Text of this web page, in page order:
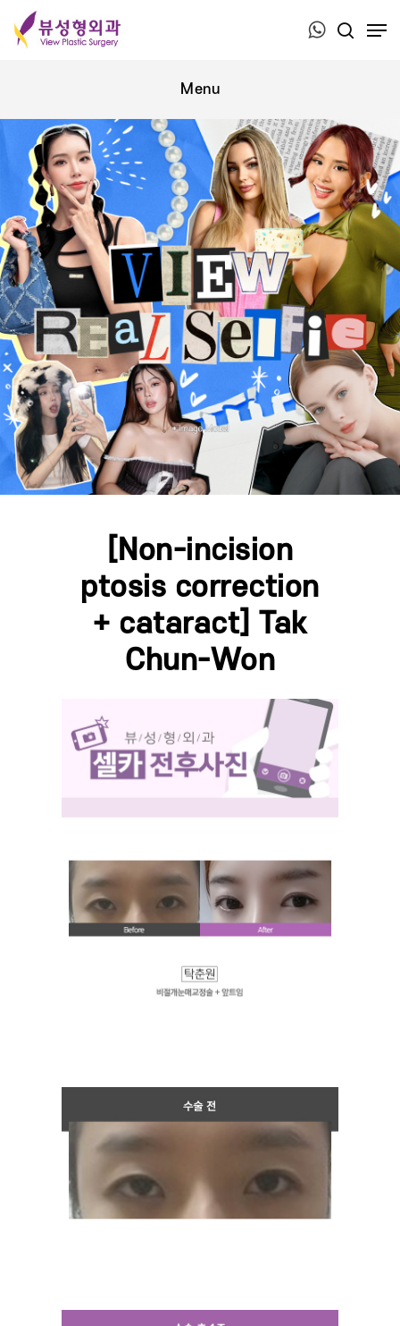
[Non-incision
ptosis correction
+ cataract] Tak
Chun-Won